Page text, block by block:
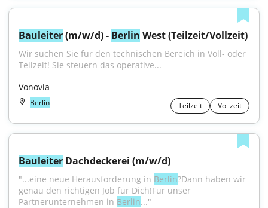
Bauleiter (m/w/d) - Berlin West (Teilzeit/Vollzeit)
Wir suchen Sie für den technischen Bereich in Voll- oder
Teilzeit! Sie steuern das operative...
Vonovia
Berlin Teilzeit Vollzeit
Bauleiter Dachdeckerei (m/w/d)
"...eine neue Herausforderung in Berlin?Dann haben wir
genau den richtigen Job für Dich!Für unser
Partnerunternehmen in Berlin..."